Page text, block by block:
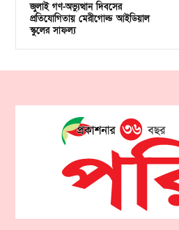
জুলাই গণ-অভ্যুত্থান দিবসের
প্রতিযোগিতায় মেরীগোল্ড আইডিয়াল
স্কুলের সাফল্য